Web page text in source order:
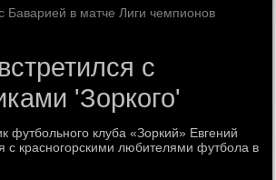
Баварией в матче Лиги чемпионов
с
'Зоркого'
футбольного клуба «Зоркий» Евгений
с красногорскими любителями футбола в